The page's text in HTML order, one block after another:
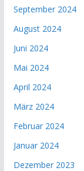
September 2024
August 2024
Juni 2024
Mai 2024
April 2024
März 2024
Februar 2024
Januar 2024
Dezember 2023